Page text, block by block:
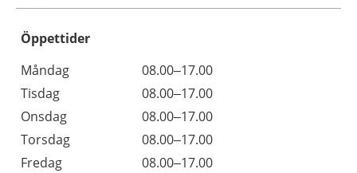
Öppettider
Dag
Öppettider
Kommentarer
Måndag
08.00–17.00
Tisdag
08.00–17.00
Onsdag
08.00–17.00
Torsdag
08.00–17.00
Fredag
08.00–17.00